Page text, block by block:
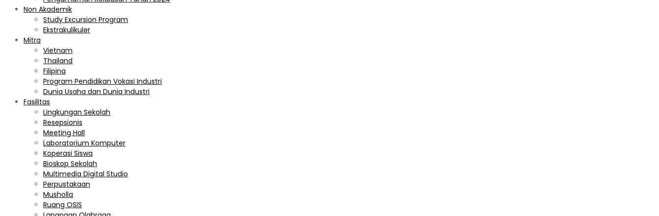
Non Akademik
Study Excursion Program
Ekstrakulikuler
Mitra
Vietnam
Thailand
Filipina
Program Pendidikan Vokasi Industri
Dunia Usaha dan Dunia Industri
Fasilitas
Lingkungan Sekolah
Resepsionis
Meeting Hall
Laboratorium Komputer
Koperasi Siswa
Bioskop Sekolah
Multimedia Digital Studio
Perpustakaan
Musholla
Ruang OSIS